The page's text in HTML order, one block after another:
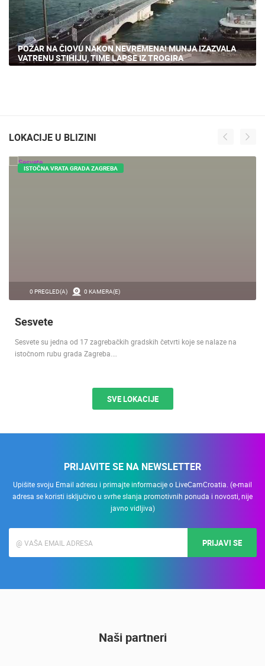
POŽAR NA ČIOVU NAKON NEVREMENA! MUNJA IZAZVALA
VATRENU STIHIJU, TIME LAPSE IZ TROGIRA
LOKACIJE U BLIZINI
0 PREGLED(A) 0 KAMERA(E)
ISTOČNA VRATA GRADA ZAGREBA
Sesvete
Sesvete su jedna od 17 zagrebačkih gradskih četvrti koje se nalaze na
istočnom rubu grada Zagreba.…
SVE LOKACIJE
PRIJAVITE SE NA NEWSLETTER
Upišite svoju Email adresu i primajte informacije o LiveCamCroatia. (e-mail
adresa se koristi isključivo u svrhe slanja promotivnih ponuda i novosti, nije
javno vidljiva)
PRIJAVI SE
Naši partneri